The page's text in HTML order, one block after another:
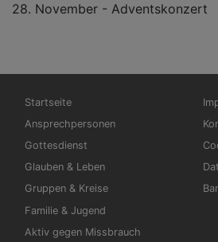
28. November - Adventskonzert
Hauptnavigation
Startseite
Ansprechpersonen
Gottesdienst
Glauben & Leben
Gruppen & Kreise
Familie & Jugend
Aktiv gegen Missbrauch